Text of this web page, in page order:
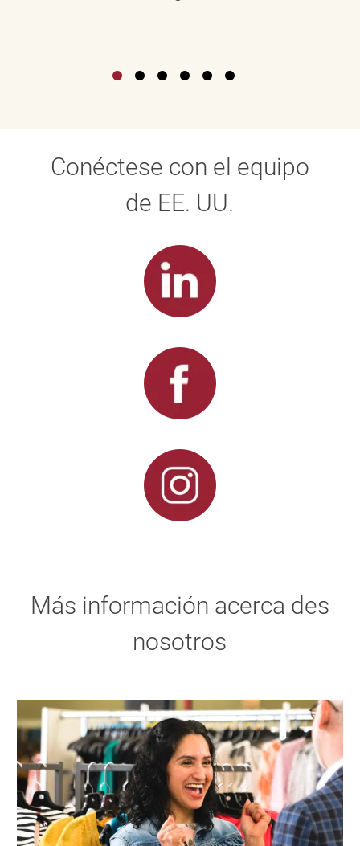
Conéctese con el equipo
de EE. UU.
Más información acerca des
nosotros